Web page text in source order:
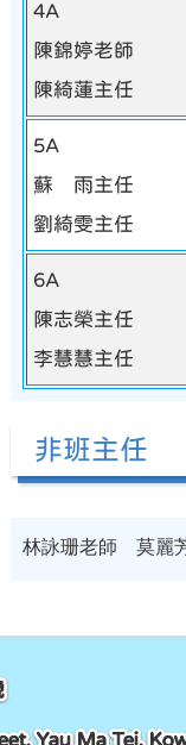
4A
陳錦婷老師
陳綺蓮主任
5A
蘇 雨主任
劉綺雯主任
6A
陳志榮主任
李慧慧主任
非班主任
林詠珊老師 莫麗
Yau Ma Tei,